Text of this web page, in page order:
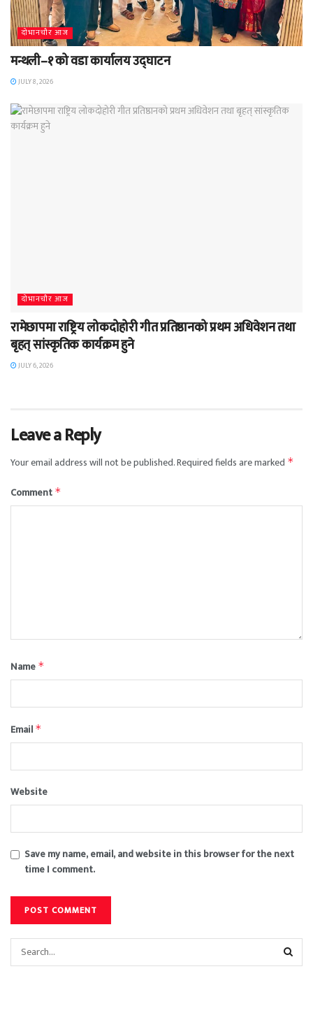
दाेभानचाैर आज
मन्थली–१ को वडा कार्यालय उद्घाटन
JULY 8, 2026
दाेभानचाैर आज
रामेछापमा राष्ट्रिय लोकदोहोरी गीत प्रतिष्ठानको प्रथम अधिवेशन तथा
बृहत् सांस्कृतिक कार्यक्रम हुने
JULY 6, 2026
Leave a Reply
Your email address will not be published.Required fields are marked *
Comment *
Name *
Email *
Website
Save my name, email, and website in this browser for the next
time I comment.